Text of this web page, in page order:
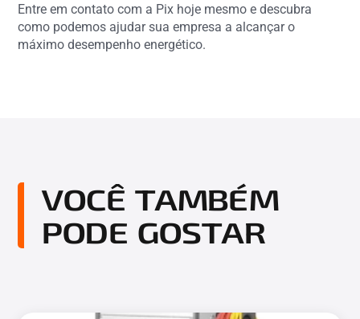
Entre em contato com a Pix hoje mesmo e descubra
como podemos ajudar sua empresa a alcançar o
máximo desempenho energético.
VOCÊ TAMBÉM
PODE GOSTAR